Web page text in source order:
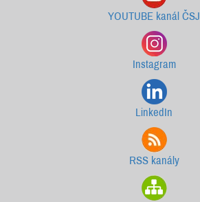
YOUTUBE kanál ČSJ
Instagram
LinkedIn
RSS kanály